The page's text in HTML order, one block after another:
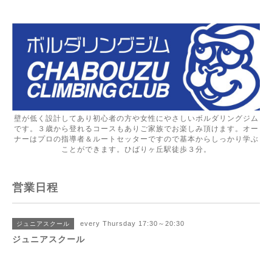
壁が低く設計してあり初心者の方や女性にやさしいボルダリングジム
です。３歳から登れるコースもありご家族でお楽しみ頂けます。オー
ナーはプロの指導者＆ルートセッターですので基本からしっかり学ぶ
ことができます。ひばりヶ丘駅徒歩３分。
営業日程
ジュニアスクール every Thursday 17:30～20:30
ジュニアスクール